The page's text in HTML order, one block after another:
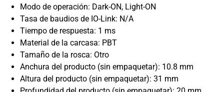
Modo de operación: Dark-ON, Light-ON
Tasa de baudios de IO-Link: N/A
Tiempo de respuesta: 1 ms
Material de la carcasa: PBT
Tamaño de la rosca: Otro
Anchura del producto (sin empaquetar): 10.8 mm
Altura del producto (sin empaquetar): 31 mm